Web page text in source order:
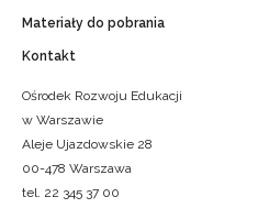
Materiały do pobrania
Kontakt
Ośrodek Rozwoju Edukacji
w Warszawie
Aleje Ujazdowskie 28
00-478 Warszawa
tel. 22 345 37 00